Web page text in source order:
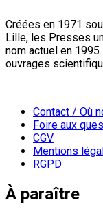
Créées en 1971
Lille, les Presses
nom actuel en
ouvrages
Contact / Où
Foire aux
CGV
Mentions
RGPD
À paraître